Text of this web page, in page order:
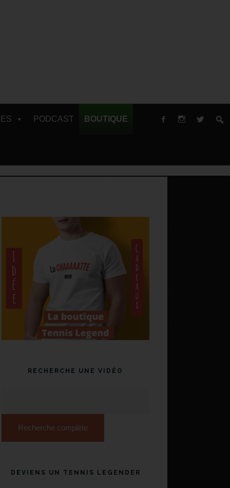
PODCAST BOUTIQUE
RECHERCHE UNE VIDÉO
Recherche complète
DEVIENS UN TENNIS LEGENDER